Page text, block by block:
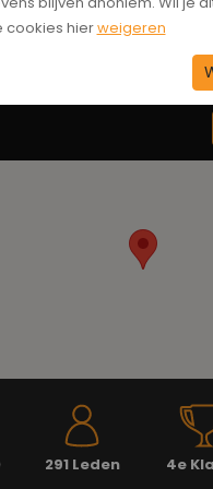
291 Leden 4e
cookies hierweigeren